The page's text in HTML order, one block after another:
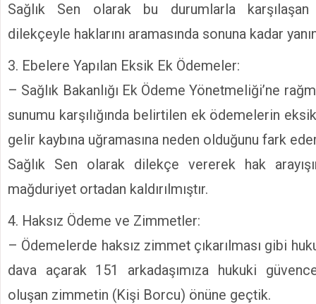
Sağlık Sen olarak bu durumlarla
dilekçeyle haklarını aramasında sonuna kadar
3. Ebelere Yapılan Eksik Ek Ödemeler:
– Sağlık Bakanlığı Ek Ödeme Yönetmeliği’ne
sunumu karşılığında belirtilen ek ödemelerin
gelir kaybına uğramasına neden olduğunu fark
Sağlık Sen olarak dilekçe vererek hak
mağduriyet ortadan kaldırılmıştır.
4. Haksız Ödeme ve Zimmetler:
– Ödemelerde haksız zimmet çıkarılması gibi
dava açarak 151 arkadaşımıza hukuki
oluşan zimmetin (Kişi Borcu) önüne geçtik.